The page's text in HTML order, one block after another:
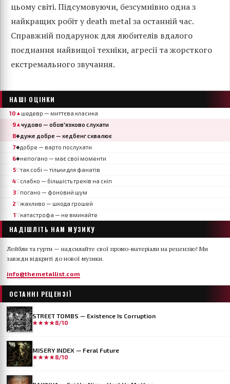
цьому світі. Підсумовуючи, безсумнівно одна з
найкращих робіт у death metal за останній час.
Справжній подарунок для любителів вдалого
поєднання найвищої техніки, агресії та жорсткого
екстремального звучання.
НАШІ ОЦІНКИ
10 ▲ шедевр — миттєва класика
9▲чудово — обов'язково слухати
8◆дуже добре — хедбенг схвалює
7◆добре — варто послухати
6◆непогано — має свої моменти
5▽так собі — тільки для фанатів
4▽слабко — більшість треків на скіп
3▽погано — фоновий шум
2▽жахливо — шкода грошей
1▽катастрофа — не вмикайте
НАДІШЛІТЬ НАМ МУЗИКУ
Лейбли та гурти — надсилайте свої промо-матеріали на рецензію! Ми
завжди відкриті до нової музики.
info@themetallist.com
ОСТАННІ РЕЦЕНЗІЇ
STREET TOMBS — Existence Is Corruption
★★★★8/10
MISERY INDEX — Feral Future
★★★★8/10